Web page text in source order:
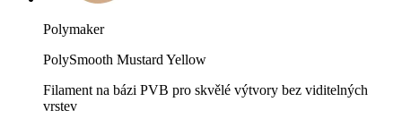
Polymaker
PolySmooth Mustard Yellow
Filament na bázi PVB pro skvělé výtvory bez viditelných
vrstev